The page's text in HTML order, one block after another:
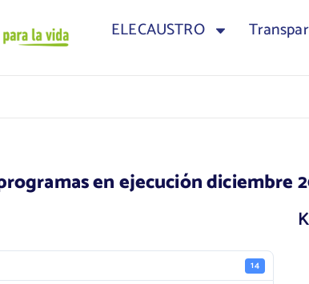
ELECAUSTRO
en ejecución diciembre
14